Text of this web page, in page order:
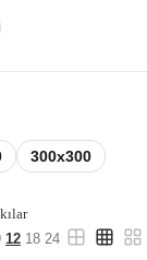
300x300
12 18 24